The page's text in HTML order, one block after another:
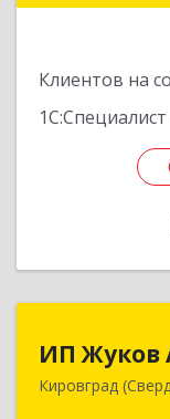
Клиентов на
1С:Специалист
ИП Жуков
Кировград